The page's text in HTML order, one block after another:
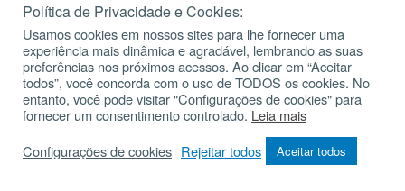
Fundação João Paulo II
Pedido de Oração
Mapa do site
Todos os direitos reservados.
Política de Privacidade e Cookies:
Usamos cookies em nossos sites para lhe fornecer uma
experiência mais dinâmica e agradável, lembrando as suas
preferências nos próximos acessos. Ao clicar em “Aceitar
todos”, você concorda com o uso de TODOS os cookies. No
entanto, você pode visitar "Configurações de cookies" para
fornecer um consentimento controlado. Leia mais
Configurações de cookies Rejeitar todos Aceitar todos